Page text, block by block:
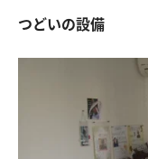
つどいの設備